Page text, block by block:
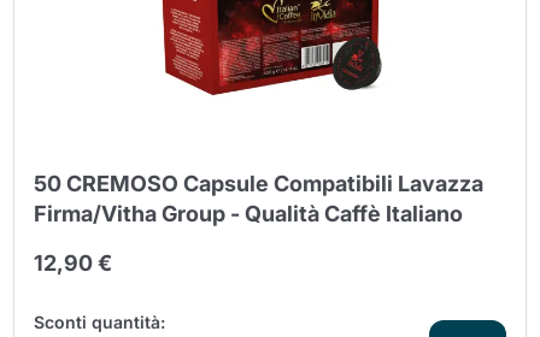
50 CREMOSO Capsule Compatibili Lavazza
Firma/Vitha Group - Qualità Caffè Italiano
12,90 €
Sconti quantità: